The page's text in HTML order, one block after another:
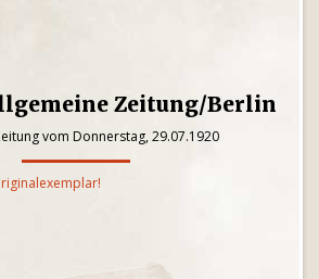
Zeitung/Berlin
vom Donnerstag, 29.07.1920